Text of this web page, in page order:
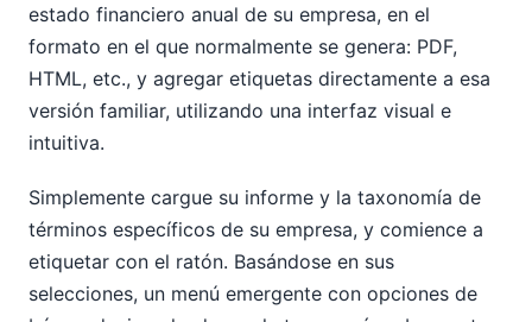
estado financiero anual de su empresa, en el
formato en el que normalmente se genera: PDF,
HTML, etc., y agregar etiquetas directamente a esa
versión familiar, utilizando una interfaz visual e
intuitiva.
Simplemente cargue su informe y la taxonomía de
términos específicos de su empresa, y comience a
etiquetar con el ratón. Basándose en sus
selecciones, un menú emergente con opciones de